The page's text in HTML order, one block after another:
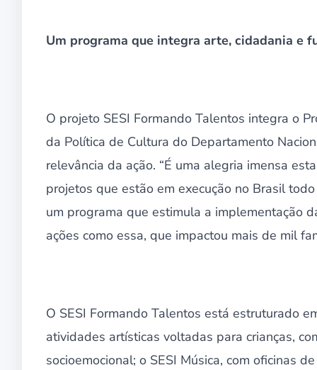
Um programa que integra arte, cidadania e
O projeto SESI Formando Talentos integra o
da Política de Cultura do Departamento
relevância da ação. “É uma alegria imensa
projetos que estão em execução no Brasil
um programa que estimula a implementação
ações como essa, que impactou mais de mil
O SESI Formando Talentos está estruturado
atividades artísticas voltadas para crianças,
socioemocional; o SESI Música, com oficinas